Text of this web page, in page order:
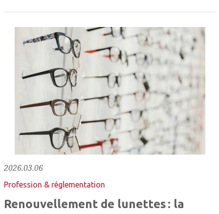
2026.03.06
Profession & réglementation
Renouvellement de lunettes : la